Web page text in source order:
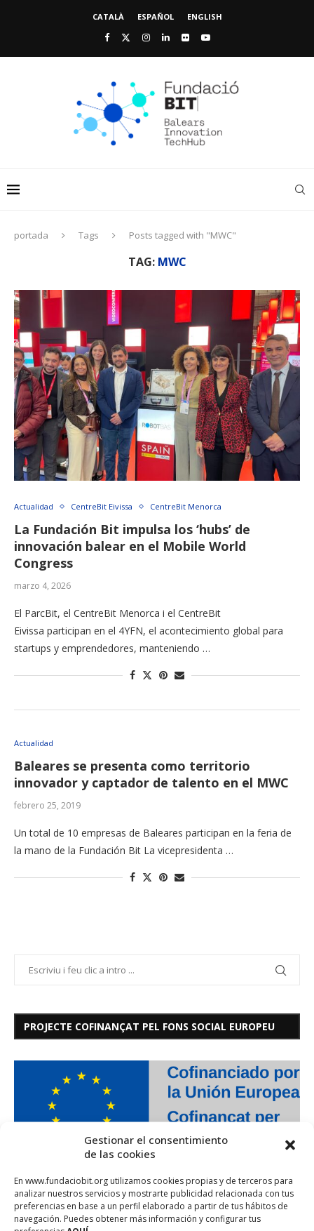
Gestionar el consentimiento
de las cookies
En www.fundaciobit.org utilizamos cookies propias y de terceros para
analizar nuestros servicios y mostrarte publicidad relacionada con tus
preferencias en base a un perfil elaborado a partir de tus hábitos de
navegación. Puedes obtener más información y configurar tus
CATALÀ ESPAÑOL ENGLISH
portada Tags Posts tagged with "MWC"
TAG: MWC
Actualidad CentreBit Eivissa CentreBit Menorca
La Fundación Bit impulsa los ‘hubs’ de
innovación balear en el Mobile World
Congress
marzo 4, 2026
El ParcBit, el CentreBit Menorca i el CentreBit
Eivissa participan en el 4YFN, el acontecimiento global para
startups y emprendedores, manteniendo …
Actualidad
Baleares se presenta como territorio
innovador y captador de talento en el MWC
febrero 25, 2019
Un total de 10 empresas de Baleares participan en la feria de
la mano de la Fundación Bit La vicepresidenta …
PROJECTE COFINANÇAT PEL FONS SOCIAL EUROPEU